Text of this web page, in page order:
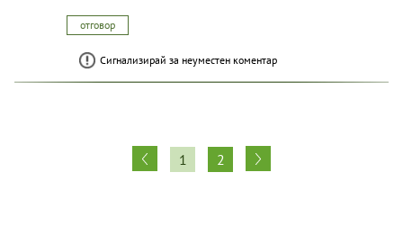
отговор
Сигнализирай за неуместен коментар
1 2